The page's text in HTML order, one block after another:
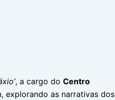
, a cargo do Centro
explorando as narrativas dos